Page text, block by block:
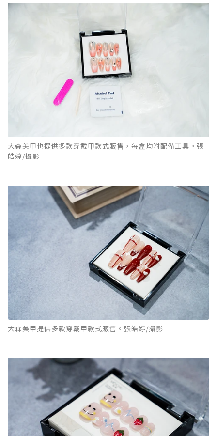
大森美甲也提供多款穿戴甲款式販售，每盒均附配備工具。張
皓婷/攝影
大森美甲提供多款穿戴甲款式販售。張皓婷/攝影